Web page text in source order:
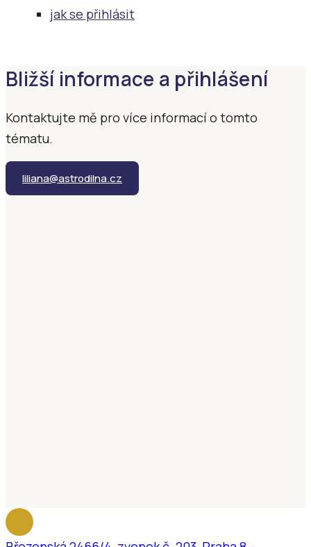
jak se přihlásit
Bližší informace a přihlášení
Kontaktujte mě pro více informací o tomto
tématu.
liliana@astrodilna.cz